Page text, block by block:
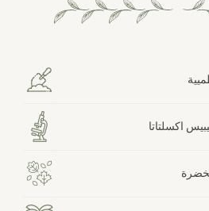
اكسلتاتا